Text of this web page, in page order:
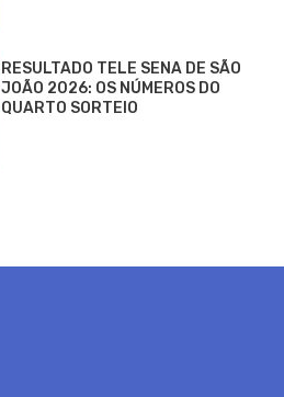
RESULTADO TELE SENA DE SÃO
JOÃO 2026: OS NÚMEROS DO
QUARTO SORTEIO